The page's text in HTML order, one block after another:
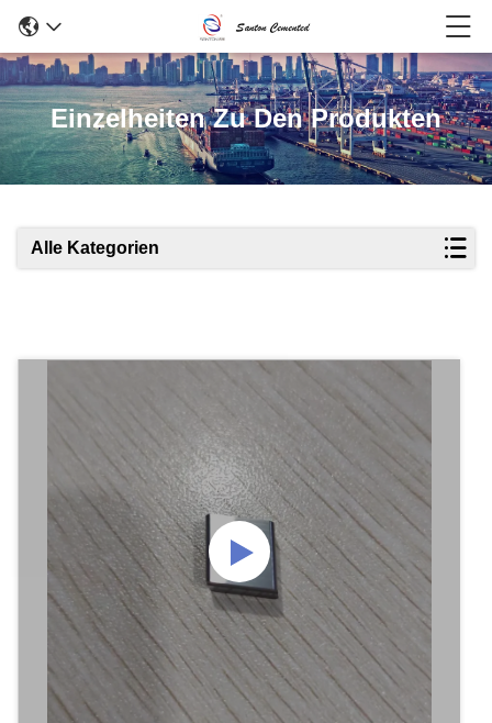
Einzelheiten Zu Den Produkten
Alle Kategorien